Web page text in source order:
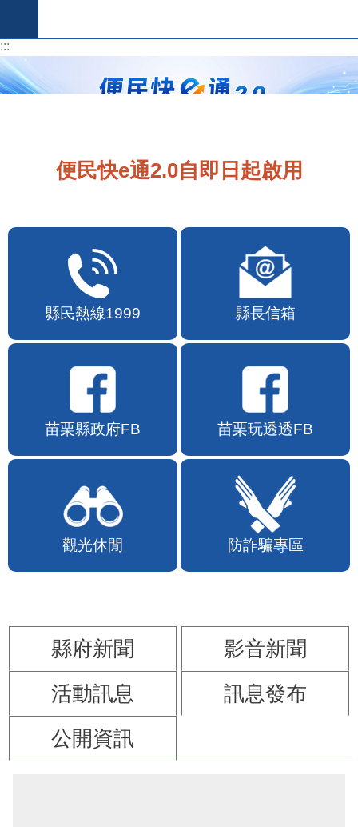
:::
:::
便民快e通2.0自即日起啟用
縣民熱線1999 縣長信箱
苗栗縣政府FB 苗栗玩透透FB
觀光休閒 防詐騙專區
縣府新聞
影音新聞
活動訊息
訊息發布
公開資訊